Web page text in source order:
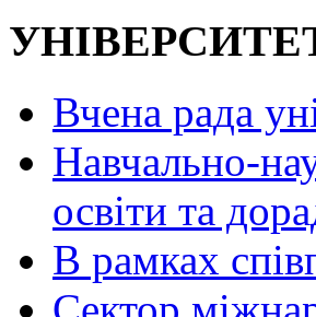
Вчена рада
Навчально-
освіти та
В рамках